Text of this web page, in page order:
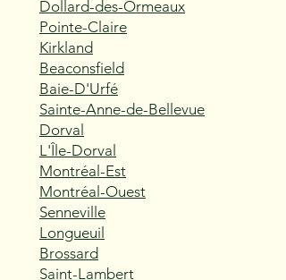
Dollard-des-Ormeaux
Pointe-Claire
Kirkland
Beaconsfield
Baie-D'Urfé
Sainte-Anne-de-Bellevue
Dorval
L'Île-Dorval
Montréal-Est
Montréal-Ouest
Senneville
Longueuil
Brossard
Saint-Lambert